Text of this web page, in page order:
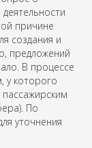
причине
создания и
предложений
В процессе
у которого
По
уточнения